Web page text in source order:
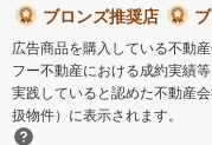
ブロンズ推奨店
広告商品を購入している不動
フー不動産における成約実績
実践していると認めた不動産
扱物件）に表示されます。